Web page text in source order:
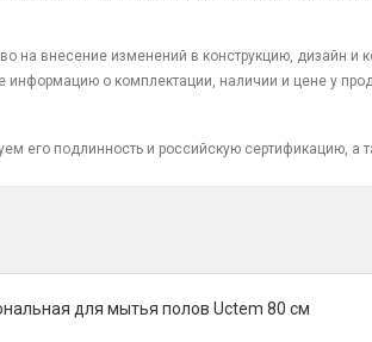
на внесение изменений в конструкцию, дизайн
информацию о комплектации, наличии и цене у
его подлинность и российскую сертификацию,
для мытья полов Uctem 80 см